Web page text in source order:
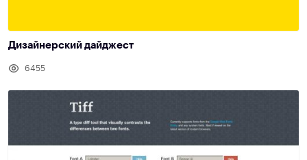
Дизайнерский дайджест
6455